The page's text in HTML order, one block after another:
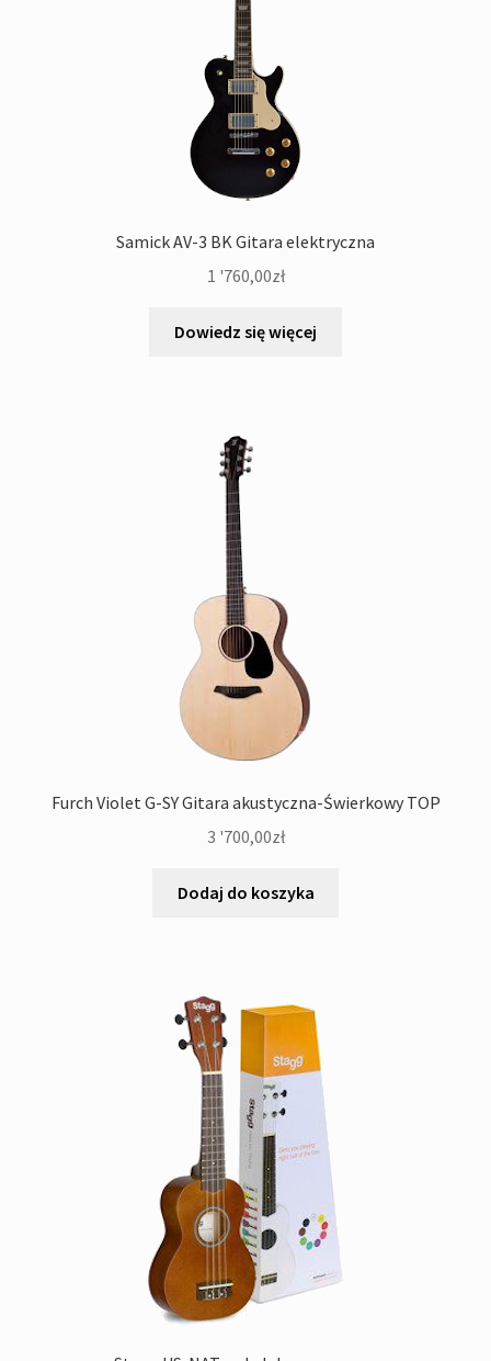
Samick AV-3 BK Gitara elektryczna
1 '760,00zł
Dowiedz się więcej
Furch Violet G-SY Gitara akustyczna-Świerkowy TOP
3 '700,00zł
Dodaj do koszyka